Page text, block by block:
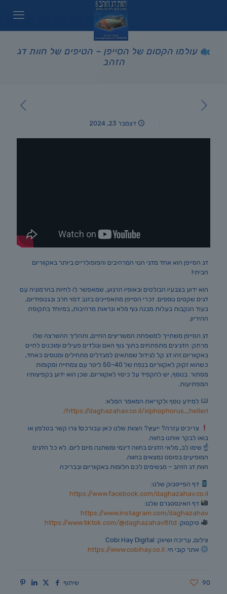
עולמו הקסום של הסייפן – הטיפים של חוות דג
הזהב
דצמבר 23, 2024
דג הסייפן הוא אחד מדגי הנוי המרהיבים והפופולריים ביותר באקווריום
הביתי!
הוא ידוע בצבעיו הבולטים ובאופיו הרגוע, שמאפשר לו לחיות בהרמוניה עם
דגים שקטים נוספים. זכרי הסייפן מתאפיינים בזנב דמוי חרב ובגנופודיום,
בעוד הנקבות בעלות מבנה גוף מלא ונראות מרהיבות, במיוחד בתקופת
ההיריון.
דג הסייפן משתייך למשפחת המשריצים החיים, ותהליך ההשרצה שלו
מרתק: הדגיגים מתפתחים בתוך גוף האם ונולדים פעילים ומוכנים לחיים
באקווריום.זהו דג קל לגידול שמתאים למגדלים מתחילים ומנוסים כאחד,
כשהוא זקוק לאקווריום בנפח של 40–50 ליטר עם צמחייה ומקומות
מסתור. בנוסף, יש להקפיד על כיסוי לאקווריום, שכן הוא ידוע בקפיצותיו
המפתיעות.
למידע נוסף ולקריאת המאמר המלא:
https://daghazahav.co.il/xiphophorus_helleri/
צריכים עזרה? ייעוץ? הצוות שלנו כאן עבורכם! צרו קשר בטלפון או
בואו לבקר אותנו בחווה.
☝️ שימו לב, מלאי הדגים בחווה דינמי ומשתנה מיום ליום. לא כל הדגים
המופיעים בפוסט נמצאים בחווה.
חוות דג הזהב – מגשימים לכם חלומות באקווריום ובבריכה
דף הפייסבוק שלנו:
https://www.facebook.com/daghazahav.co.il
דף האינסטגרם שלנו:
https://www.instagram.com/daghazahav
טיקטוק: https://www.tiktok.com/@daghazahav8ltd
צילום, עריכה ושיווק: Cobi Hay Digital
אתר קובי חי: https://www.cobihay.co.il
שיתוף 90